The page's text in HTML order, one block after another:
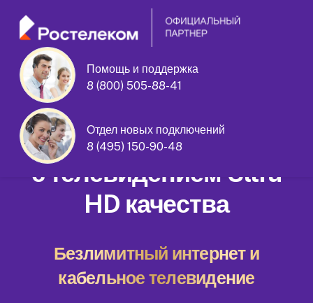
Помощь и поддержка
8 (800) 505-88-41
Отдел новых подключений
8 (495) 150-90-48
Звёздный бульвар дом 12 корпус 1
Домашний интернет
с телевидением Ultra
HD качества
Безлимитный интернет и
кабельное телевидение